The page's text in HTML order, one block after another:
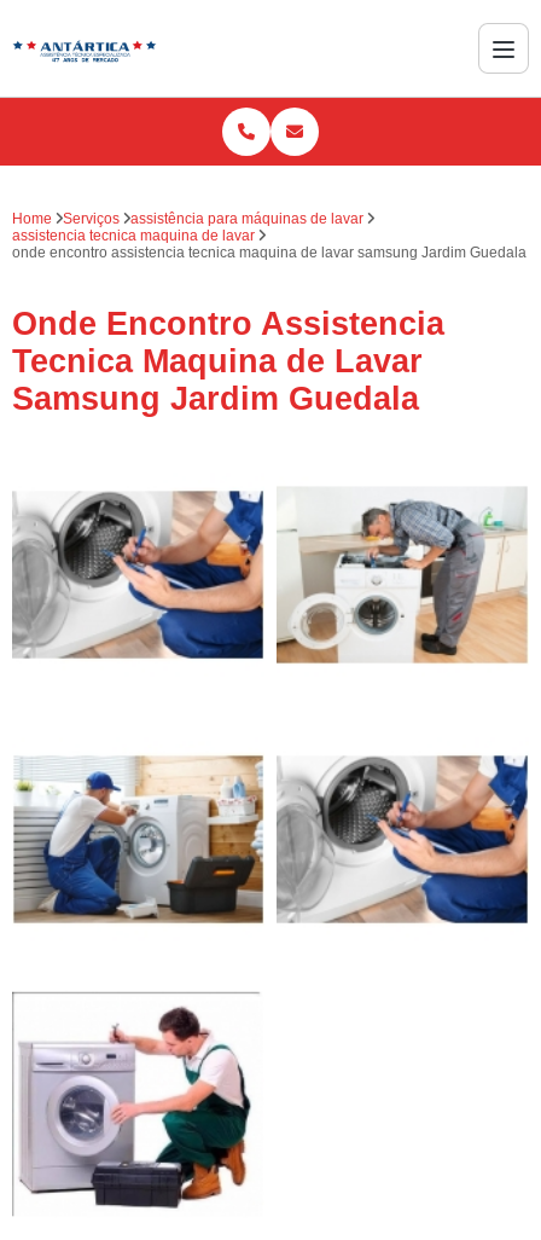
Home Serviços
assistência para máquinas de lavar
assistencia tecnica maquina de lavar
onde encontro assistencia tecnica maquina de lavar samsung Jardim Guedala
Onde Encontro Assistencia
Tecnica Maquina de Lavar
Samsung Jardim Guedala